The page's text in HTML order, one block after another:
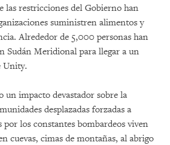
las restricciones del Gobierno han
suministren alimentos y
Alrededor de 5,000 personas han
Sudán Meridional para llegar a un
Unity.
un impacto devastador sobre la
desplazadas forzadas a
por los constantes bombardeos viven
cuevas, cimas de montañas, al abrigo